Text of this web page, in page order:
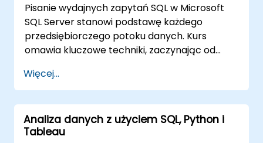
Pisanie wydajnych zapytań SQL w Microsoft
SQL Server stanowi podstawę każdego
przedsiębiorczego potoku danych. Kurs
omawia kluczowe techniki, zaczynając od
przechodzi przez pobieranie, filtrowanie,
sortowanie i agregację danych przy użyciu
funkcji grupujących i podzapytań. Uczestnicy
poznają łączenia wielu tabel, operatory
zbiorów, operacje DML oraz kontrolę
Więcej...
Analiza danych z użyciem SQL, Python i
Tableau